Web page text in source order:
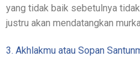
yang tidak baik sebetulnya
justru akan mendatangkan
3. Akhlakmu atau Sopan